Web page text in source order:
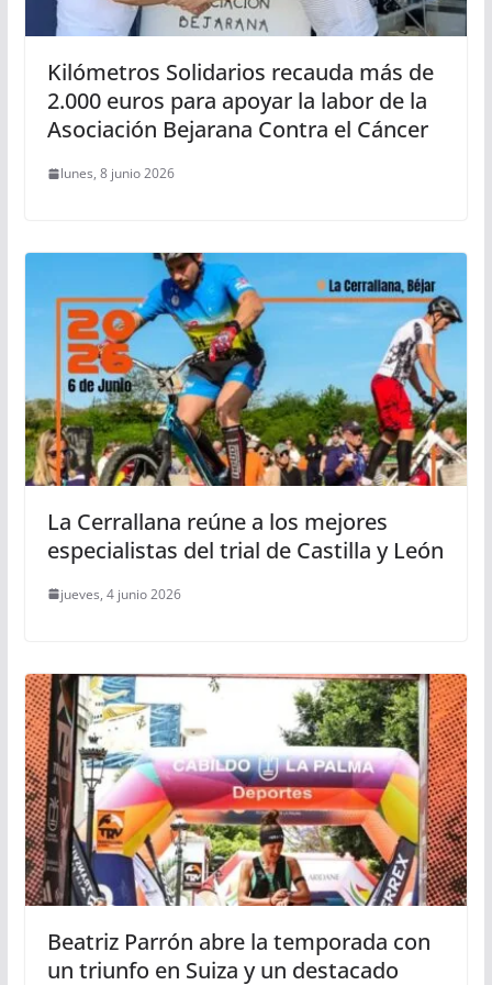
Kilómetros Solidarios recauda más de
2.000 euros para apoyar la labor de la
Asociación Bejarana Contra el Cáncer
lunes, 8 junio 2026
La Cerrallana reúne a los mejores
especialistas del trial de Castilla y León
jueves, 4 junio 2026
Beatriz Parrón abre la temporada con
un triunfo en Suiza y un destacado